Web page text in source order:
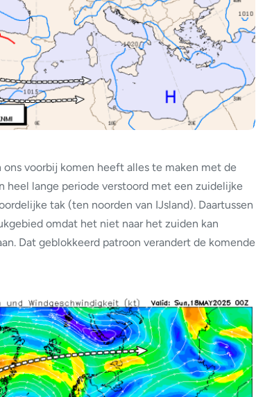
voorbij komen heeft alles te maken met de
heel lange periode verstoord met een zuidelijke
tak (ten noorden van IJsland). Daartussen
omdat het niet naar het zuiden kan
Dat geblokkeerd patroon verandert de komende